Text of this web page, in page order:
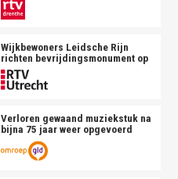
Wijkbewoners Leidsche Rijn
richten bevrijdingsmonument op
Verloren gewaand muziekstuk na
bijna 75 jaar weer opgevoerd